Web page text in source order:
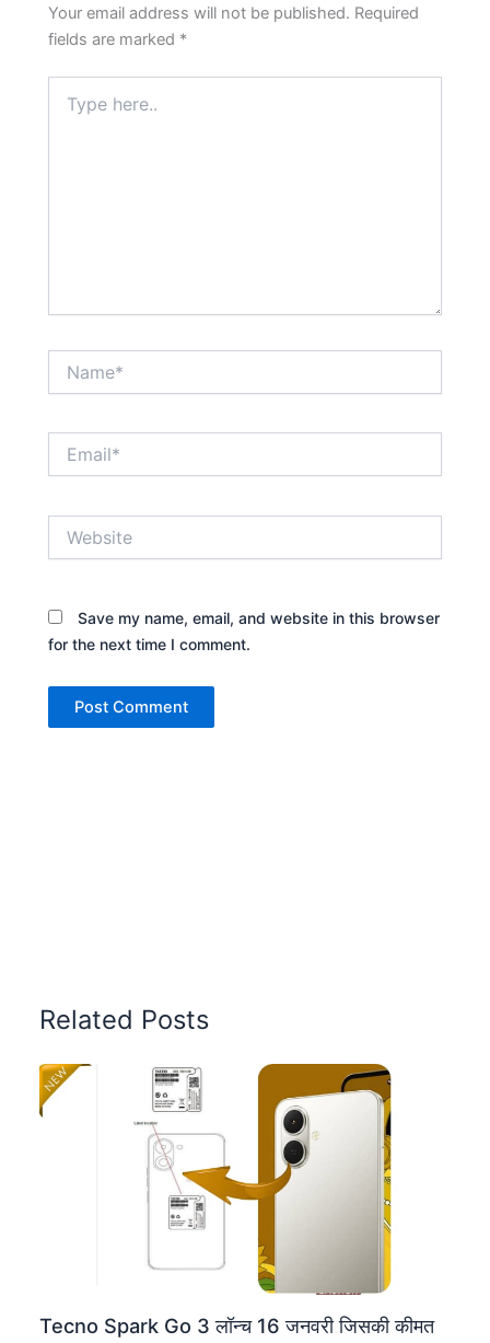
Your email address will not be published. Required
fields are marked *
here..
Save my name, email, and website in this browser
for the next time I comment.
Related Posts
Tecno Spark Go 3 लॉन्च 16 जनवरी जिसकी कीमत